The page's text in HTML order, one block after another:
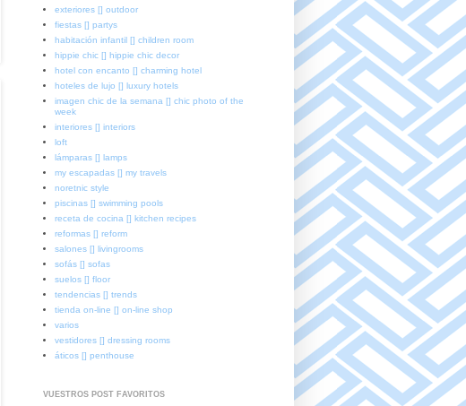
exteriores [] outdoor
fiestas [] partys
habitación infantil [] children room
hippie chic [] hippie chic decor
hotel con encanto [] charming hotel
hoteles de lujo [] luxury hotels
imagen chic de la semana [] chic photo of the
week
interiores [] interiors
loft
lámparas [] lamps
my escapadas [] my travels
noretnic style
piscinas [] swimming pools
receta de cocina [] kitchen recipes
reformas [] reform
salones [] livingrooms
sofás [] sofas
suelos [] floor
tendencias [] trends
tienda on-line [] on-line shop
varios
vestidores [] dressing rooms
áticos [] penthouse
VUESTROS POST FAVORITOS